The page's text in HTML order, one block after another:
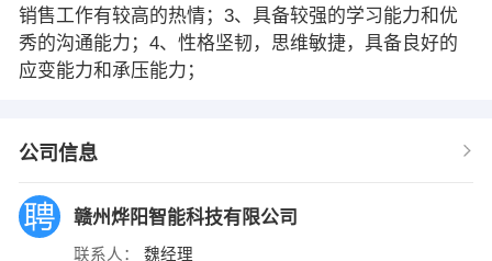
销售工作有较高的热情；3、具备较强的学习能力和优
秀的沟通能力；4、性格坚韧，思维敏捷，具备良好的
应变能力和承压能力；
公司信息
赣州烨阳智能科技有限公司
联系人： 魏经理